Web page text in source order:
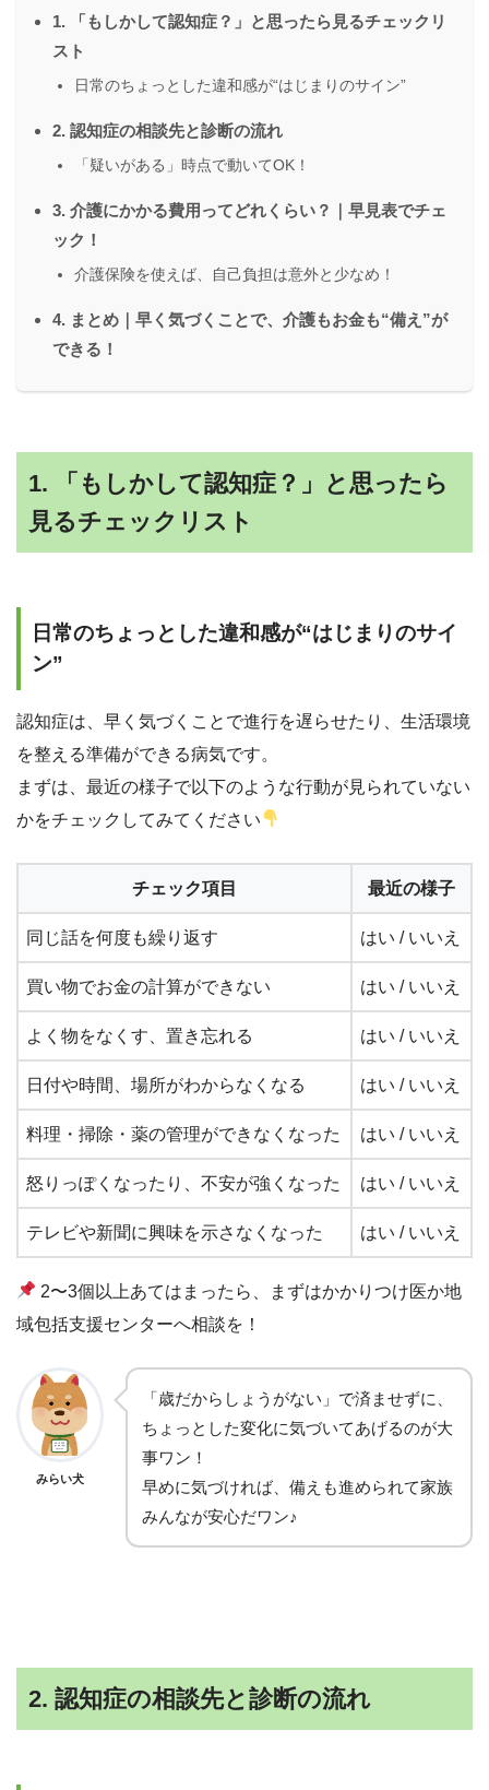
1. 「もしかして認知症？」と思ったら見るチェックリ
スト
日常のちょっとした違和感が“はじまりのサイン”
2. 認知症の相談先と診断の流れ
「疑いがある」時点で動いてOK！
3. 介護にかかる費用ってどれくらい？｜早見表でチェ
ック！
介護保険を使えば、自己負担は意外と少なめ！
4. まとめ｜早く気づくことで、介護もお金も“備え”が
できる！
1. 「もしかして認知症？」と思ったら
見るチェックリスト
日常のちょっとした違和感が“はじまりのサイ
ン”
認知症は、早く気づくことで進行を遅らせたり、生活環境
を整える準備ができる病気です。
まずは、最近の様子で以下のような行動が見られていない
かをチェックしてみてください
チェック項目 最近の様子
同じ話を何度も繰り返す はい / いいえ
買い物でお金の計算ができない はい / いいえ
よく物をなくす、置き忘れる はい / いいえ
日付や時間、場所がわからなくなる はい / いいえ
料理・掃除・薬の管理ができなくなった はい / いいえ
怒りっぽくなったり、不安が強くなった はい / いいえ
テレビや新聞に興味を示さなくなった はい / いいえ
2〜3個以上あてはまったら、まずはかかりつけ医か地
域包括支援センターへ相談を！
みらい犬
「歳だからしょうがない」で済ませずに、
ちょっとした変化に気づいてあげるのが大
事ワン！
早めに気づければ、備えも進められて家族
みんなが安心だワン♪
2. 認知症の相談先と診断の流れ